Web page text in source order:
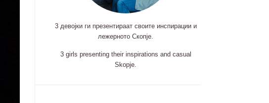
3 девојки ги презентираат своите инспирации и
лежерното Скопје.
3 girls presenting their inspirations and casual
Skopje.